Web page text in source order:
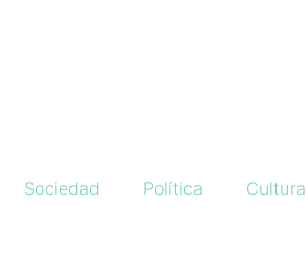
Sociedad Política Cultura